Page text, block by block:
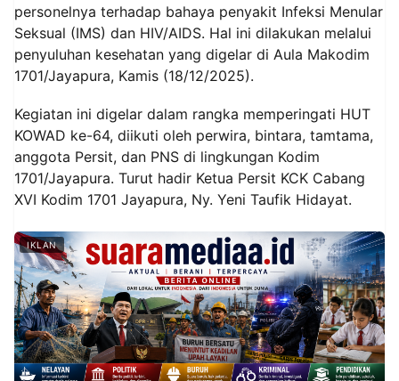
personelnya terhadap bahaya penyakit Infeksi Menular
Seksual (IMS) dan HIV/AIDS. Hal ini dilakukan melalui
penyuluhan kesehatan yang digelar di Aula Makodim
1701/Jayapura, Kamis (18/12/2025).
Kegiatan ini digelar dalam rangka memperingati HUT
KOWAD ke-64, diikuti oleh perwira, bintara, tamtama,
anggota Persit, dan PNS di lingkungan Kodim
1701/Jayapura. Turut hadir Ketua Persit KCK Cabang
XVI Kodim 1701 Jayapura, Ny. Yeni Taufik Hidayat.
IKLAN